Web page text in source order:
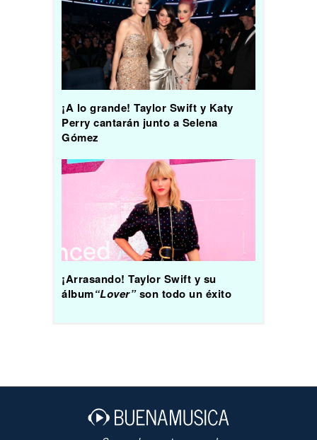
¡A lo grande! Taylor Swift y Katy
Perry cantarán junto a Selena
Gómez
¡Arrasando! Taylor Swift y su
álbum“Lover”son todo un éxito